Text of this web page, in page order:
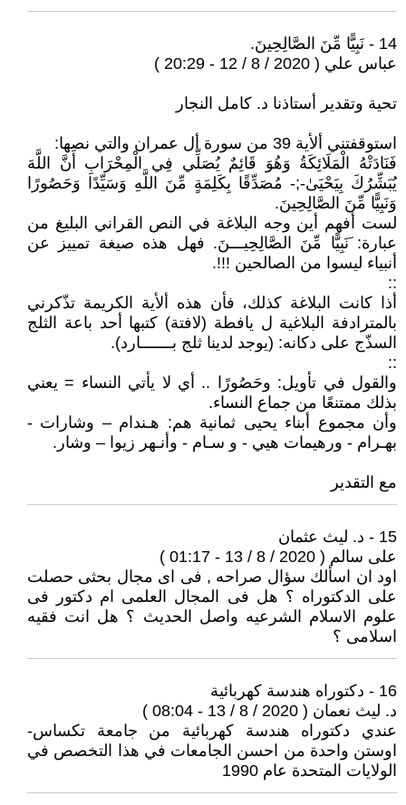
14 - نَبِيًّا مِّنَ الصَّالِحِينَ.
عباس علي ( 2020 / 8 / 12 - 20:29 )
تحية وتقدير أستاذنا د. كامل النجار
استوقفتني ألأية 39 من سورة أل عمران والتي نصها:
فَنَادَتْهُ الْمَلَائِكَةُ وَهُوَ قَائِمٌ يُصَلِّي فِي الْمِحْرَابِ أَنَّ اللَّهَ
يُبَشِّرُكَ بِيَحْيَىٰ-;- مُصَدِّقًا بِكَلِمَةٍ مِّنَ اللَّهِ وَسَيِّدًا وَحَصُورًا
وَنَبِيًّا مِّنَ الصَّالِحِينَ.
لست أفهم أين وجه البلاغة في النص القراني البليغ من
عبارة: َنَبِيًّا مِّنَ الصَّالِحِيـــنَ. فهل هذه صيغة تمييز عن
أنبياء ليسوا من الصالحين !!!.
::
أذا كانت البلاغة كذلك، فأن هذه ألأية الكريمة تذّكرني
بالمترادفة البلاغية ل يافطة (لافتة) كتبها أحد باعة الثلج
السذّج على دكانه: (يوجد لدينا ثلج بـــــــارد).
::
والقول في تأويل: وحَصُورًا .. أي لا يأتي النساء = يعني
بذلك ممتنعًا من جماع النساء.
وأن مجموع أبناء يحيى ثمانية هم: هـندام – وشارات -
بهـرام - ورهيمات هيي - و سـام - وأنـهر زيوا – وشار.
مع التقدير
15 - د. ليث عثمان
على سالم ( 2020 / 8 / 13 - 01:17 )
اود ان اسألك سؤال صراحه , فى اى مجال بحثى حصلت
على الدكتوراه ؟ هل فى المجال العلمى ام دكتور فى
علوم الاسلام الشرعيه واصل الحديث ؟ هل انت فقيه
اسلامى ؟
16 - دكتوراه هندسة كهربائية
د. ليث نعمان ( 2020 / 8 / 13 - 08:04 )
عندي دكتوراه هندسة كهربائية من جامعة تكساس-
اوستن واحدة من احسن الجامعات في هذا التخصص في
الولايات المتحدة عام 1990